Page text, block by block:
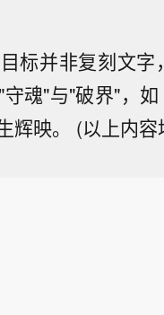
标并非复刻文
魂"与"破界"，
映。
(以上内